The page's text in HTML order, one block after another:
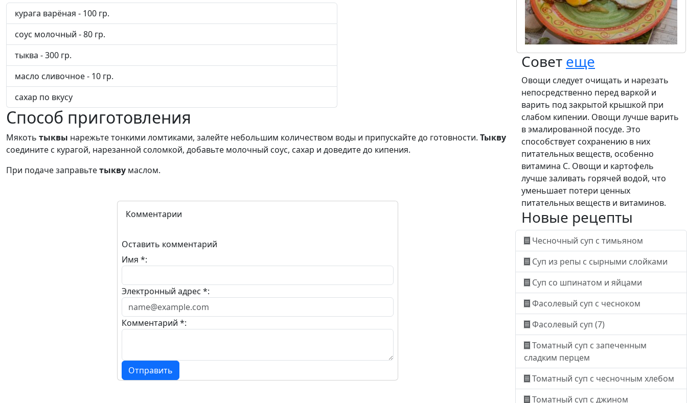
курага варёная - 100 гр.
соус молочный - 80 гр.
тыква - 300 гр.
масло сливочное - 10 гр.
сахар по вкусу
Способ приготовления
Мякоть тыквы нарежьте тонкими ломтиками, залейте небольшим количеством воды и припускайте до готовности. Тыкву
соедините с курагой, нарезанной соломкой, добавьте молочный соус, сахар и доведите до кипения.
При подаче заправьтетыкву маслом.
Комментарии
Оставить комментарий
Имя *:
Электронный адрес *:
Комментарий *:
Отправить
Совет еще
Овощи следует очищать и нарезать
непосредственно перед варкой и
варить под закрытой крышкой при
слабом кипении. Овощи лучше варить
в эмалированной посуде. Это
способствует сохранению в них
питательных веществ, особенно
витамина С. Овощи и картофель
лучше заливать горячей водой, что
уменьшает потери ценных
питательных веществ и витаминов.
Новые рецепты
Чесночный суп с тимьяном
Суп из репы с сырными слойками
Суп со шпинатом и яйцами
Фасолевый суп с чесноком
Фасолевый суп (7)
Томатный суп с запеченным
сладким перцем
Томатный суп с чесночным хлебом
Томатный суп с джином